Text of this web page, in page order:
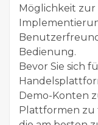
Möglichkeit
Bedienung.
Bevor Sie sich
Demo-Konten
Plattformen zu